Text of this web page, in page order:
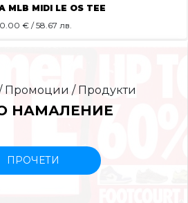
MLB MIDI LE OS TEE
€ / 58.67 лв.
Промоции / Продукти
НАМАЛЕНИЕ
ПРОЧЕТИ